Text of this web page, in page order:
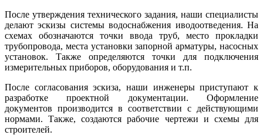
После утверждения технического задания, наши специалисты
делают эскизы системы водоснабжения иводоотведения. На
схемах обозначаются точки ввода труб, место прокладки
трубопровода, места установки запорной арматуры, насосных
установок. Также определяются точки для подключения
измерительных приборов, оборудования и т.п.
После согласования эскиза, наши инженеры приступают к
разработке проектной документации. Оформление
документов производится в соответствии с действующими
нормами. Также, создаются рабочие чертежи и схемы для
строителей.